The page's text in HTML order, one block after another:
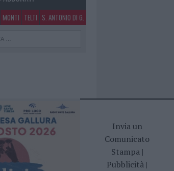
MONTI TELTI S. ANTONIO DI G.
Invia un
Comunicato
Stampa|
Pubblicità |